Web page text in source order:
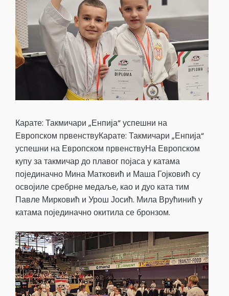
Карате: Такмичари „Енпија“ успешни на
Европском првенствуКарате: Такмичари „Енпија“
успешни на Европском првенствуНа Европском
купу за такмичар до плавог појаса у катама
појединачно Мина Матковић и Маша Гојковић су
освојиле сребрне медаље, као и дуо ката тим
Павле Мирковић и Урош Јосић. Мила Врућинић у
катама појединачно окитила се бронзом.